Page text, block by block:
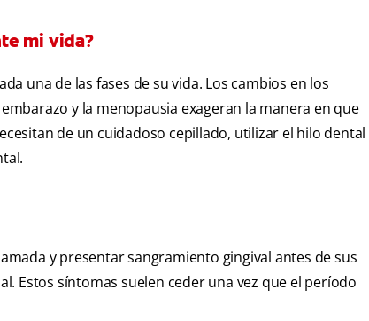
mi vida?
una de las fases de su vida. Los cambios en los
y la menopausia exageran la manera en que
de un cuidadoso cepillado, utilizar el hilo dental
y presentar sangramiento gingival antes de sus
Estos síntomas suelen ceder una vez que el período